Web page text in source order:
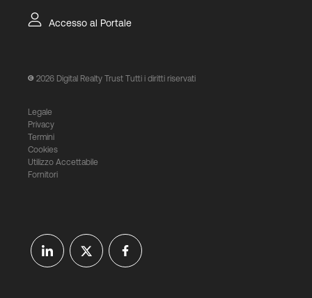
Accesso al Portale
2026 Digital Realty Trust Tutti i diritti riservati
Legale
Privacy
Termini
Cookies
Utilizzo Accettabile
Fornitori